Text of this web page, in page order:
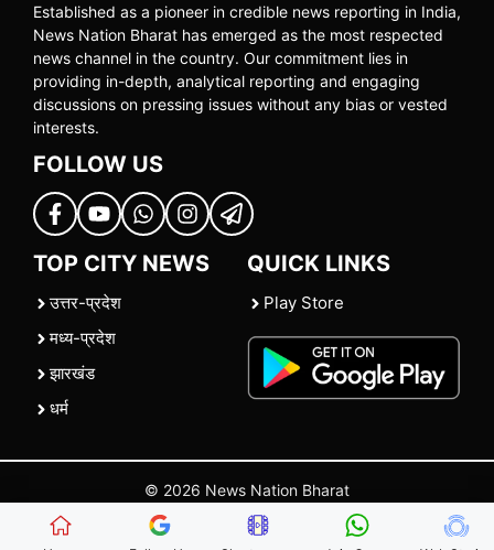
Established as a pioneer in credible news reporting in India,
News Nation Bharat has emerged as the most respected
news channel in the country. Our commitment lies in
providing in-depth, analytical reporting and engaging
discussions on pressing issues without any bias or vested
interests.
FOLLOW US
TOP CITY NEWS
उत्तर-प्रदेश
मध्य-प्रदेश
झारखंड
धर्म
QUICK LINKS
Play Store
© 2026 News Nation Bharat
| |Contact Us |Policies Terms and Conditions